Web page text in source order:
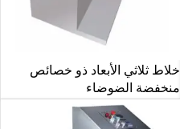
خلاط ثلاثي الأبعاد ذو خصائص
منخفضة الضوضاء